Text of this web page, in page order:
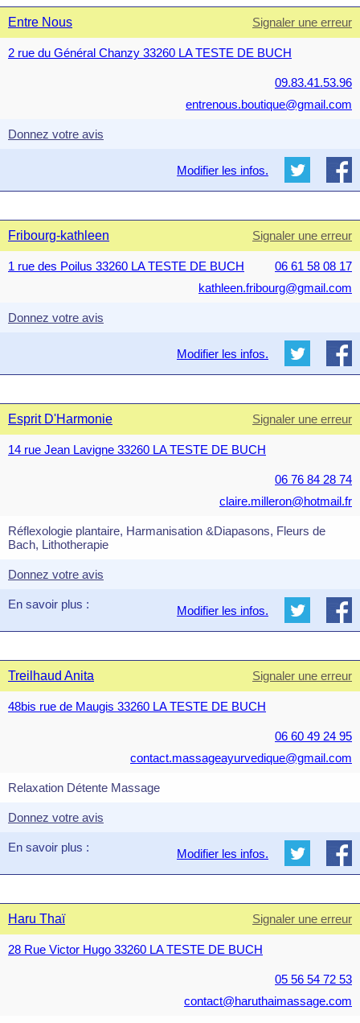
Entre Nous Signaler une erreur
2 rue du Général Chanzy 33260 LA TESTE DE BUCH
09.83.41.53.96
entrenous.boutique@gmail.com
Donnez votre avis
Modifier les infos.
Fribourg-kathleen Signaler une erreur
1 rue des Poilus 33260 LA TESTE DE BUCH
06 61 58 08 17
kathleen.fribourg@gmail.com
Donnez votre avis
Modifier les infos.
Esprit D'Harmonie Signaler une erreur
14 rue Jean Lavigne 33260 LA TESTE DE BUCH
06 76 84 28 74
claire.milleron@hotmail.fr
Réflexologie plantaire, Harmanisation &Diapasons, Fleurs de
Bach, Lithotherapie
Donnez votre avis
En savoir plus : Modifier les infos.
Treilhaud Anita Signaler une erreur
48bis rue de Maugis 33260 LA TESTE DE BUCH
06 60 49 24 95
contact.massageayurvedique@gmail.com
Relaxation Détente Massage
Donnez votre avis
En savoir plus : Modifier les infos.
Haru Thaï Signaler une erreur
28 Rue Victor Hugo 33260 LA TESTE DE BUCH
05 56 54 72 53
contact@haruthaimassage.com